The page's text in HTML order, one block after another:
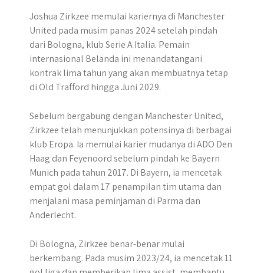
Joshua Zirkzee memulai kariernya di Manchester
United pada musim panas 2024 setelah pindah
dari Bologna, klub Serie A Italia. Pemain
internasional Belanda ini menandatangani
kontrak lima tahun yang akan membuatnya tetap
di Old Trafford hingga Juni 2029.
Sebelum bergabung dengan Manchester United,
Zirkzee telah menunjukkan potensinya di berbagai
klub Eropa. Ia memulai karier mudanya di ADO Den
Haag dan Feyenoord sebelum pindah ke Bayern
Munich pada tahun 2017. Di Bayern, ia mencetak
empat gol dalam 17 penampilan tim utama dan
menjalani masa peminjaman di Parma dan
Anderlecht.
Di Bologna, Zirkzee benar-benar mulai
berkembang. Pada musim 2023/24, ia mencetak 11